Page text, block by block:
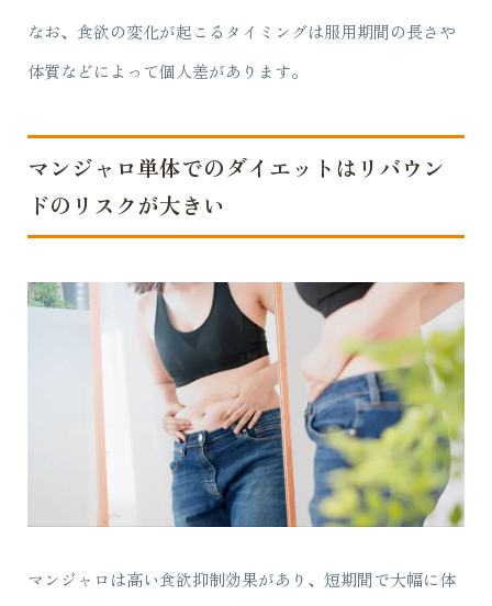
なお、食欲の変化が起こるタイミングは服用期間の長さや
体質などによって個人差があります。
マンジャロ単体でのダイエットはリバウン
ドのリスクが大きい
マンジャロは高い食欲抑制効果があり、短期間で大幅に体